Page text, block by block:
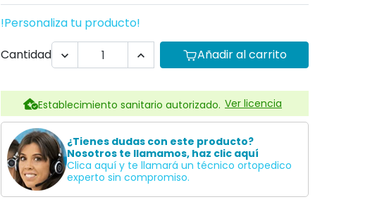
!Personaliza tu producto!
Cantidad
  Añadir al carrito
Establecimiento sanitario autorizado. Ver licencia
¿Tienes dudas con este producto?
Nosotros te llamamos, haz clic aquí
Clica aquí y te llamará un técnico ortopedico
experto sin compromiso.